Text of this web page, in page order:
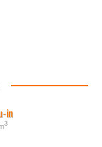
in
3